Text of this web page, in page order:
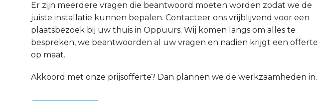
Er zijn meerdere vragen die beantwoord moeten worden zodat we de
juiste installatie kunnen bepalen. Contacteer ons vrijblijvend voor een
plaatsbezoek bij uw thuis in Oppuurs. Wij komen langs om alles te
bespreken, we beantwoorden al uw vragen en nadien krijgt een offerte
op maat.
Akkoord met onze prijsofferte? Dan plannen we de werkzaamheden in.